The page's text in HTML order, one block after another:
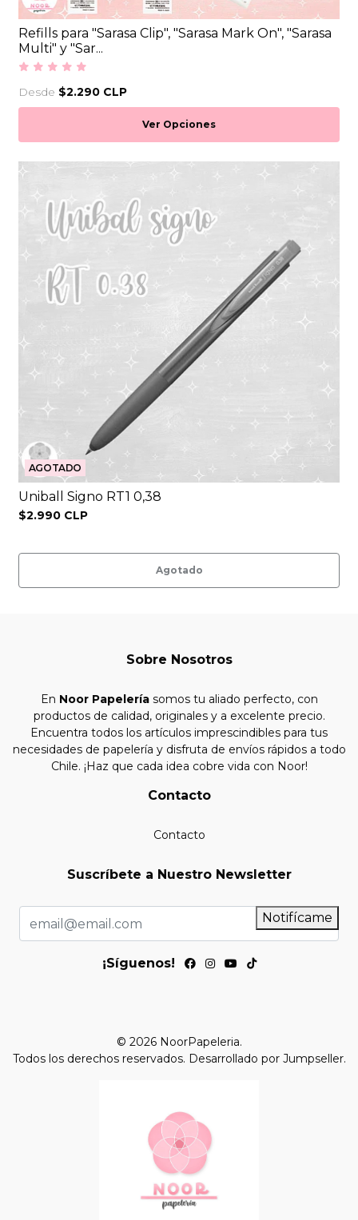
Refills para "Sarasa Clip", "Sarasa Mark On", "Sarasa
Multi" y "Sar...
Desde $2.290 CLP
Ver Opciones
AGOTADO
Uniball Signo RT1 0,38
$2.990 CLP
Agotado
Sobre Nosotros
En Noor Papeleríasomos tu aliado perfecto, con
productos de calidad, originales y a excelente precio.
Encuentra todos los artículos imprescindibles para tus
necesidades de papelería y disfruta de envíos rápidos a todo
Chile. ¡Haz que cada idea cobre vida con Noor!
Contacto
Contacto
Suscríbete a Nuestro Newsletter
Notifícame
¡Síguenos!
© 2026 NoorPapeleria.
Todos los derechos reservados. Desarrollado por Jumpseller.